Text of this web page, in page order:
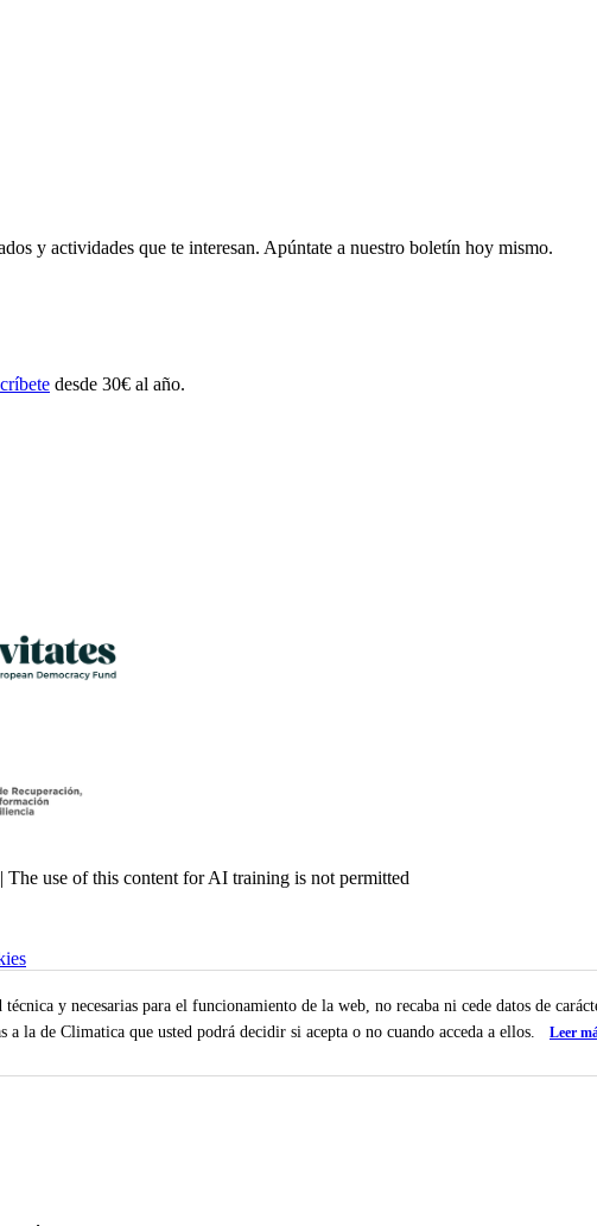
y actividades que te interesan. Apúntate a nuestro boletín hoy mismo.
desde 30€ al año.
use of this content for AI training is not permitted
y necesarias para el funcionamiento de la web, no recaba ni cede datos de
la de Climatica que usted podrá decidir si acepta o no cuando acceda a ellos.
Leer